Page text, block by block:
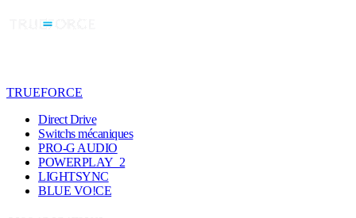
TRUEFORCE
Direct Drive
Switchs mécaniques
PRO-G AUDIO
POWERPLAY 2
LIGHTSYNC
BLUE VO!CE